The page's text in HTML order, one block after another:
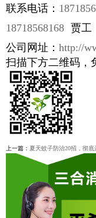
联系电话：
18718568168 贾工
公司网址： http://
扫描下方二维码，
上一篇： 夏天蚊子防治20招，彻底